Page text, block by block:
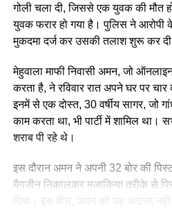
गोली चला दी, जिससे एक युवक की मौत
युवक फरार हो गया है। पुलिस ने आरोपी
मुकदमा दर्ज कर उसकी तलाश शुरू कर
मेहुवाला माफी निवासी अमन, जो
करता है, ने रविवार रात अपने घर पर
इनमें से एक दोस्त, 30 वर्षीय सागर, जो
काम करता था, भी पार्टी में शामिल था।
शराब पी रहे थे।
इस दौरान अमन ने अपनी 32 बोर की
मैगजीन निकालकर मजाकिया तरीके से